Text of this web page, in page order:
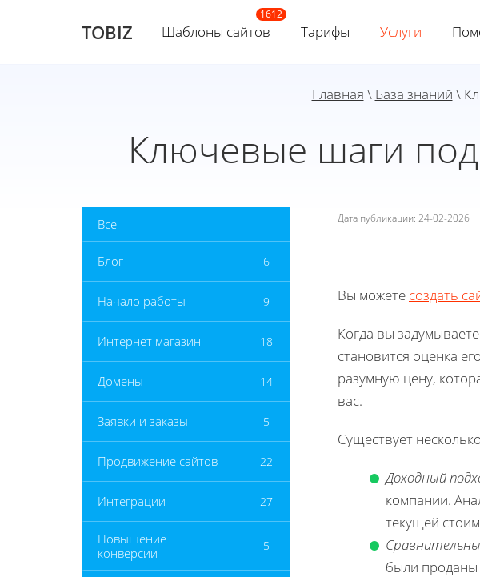
TOBIZ Шаблоны сайтов Тарифы Услуги
Главная \ База знаний \
Ключевые шаги
Все
Блог 6
Начало работы 9
Интернет магазин 18
Домены 14
Заявки и заказы 5
Продвижение сайтов 22
Интеграции 27
Повышение
конверсии
5
Дата публикации: 24-02-2026
Вы можете создать
Когда вы
становится оценка
разумную цену,
вас.
Существует
Доходный
компании.
текущей
были проданы